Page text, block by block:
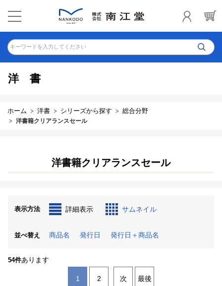
キーワードを入力してください
洋書
ホーム 洋書 シリーズから探す 総合分野
洋書籍クリアランスセール
洋書籍クリアランスセール
表示方法 詳細表示 サムネイル
並べ替え 商品名 発行日 発行日＋商品名
54件あります
1 2 次 最後